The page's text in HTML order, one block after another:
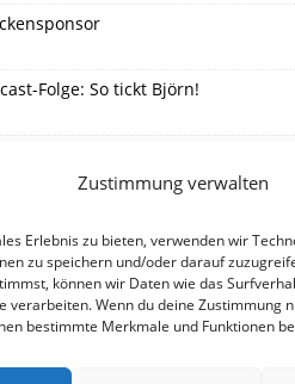
Zustimmung verwalten
Erlebnis zu bieten, verwenden wir
zu speichern und/oder darauf
können wir Daten wie das
verarbeiten. Wenn du deine Zustimmung
bestimmte Merkmale und Funktionen
Folge: So tickt Björn!